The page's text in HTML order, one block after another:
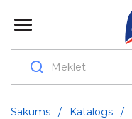
Sākums / Katalogs /